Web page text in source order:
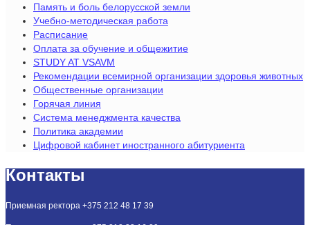
Память и боль белорусской земли
Учебно-методическая работа
Расписание
Оплата за обучение и общежитие
STUDY AT VSAVM
Рекомендации всемирной организации здоровья животных
Общественные организации
Горячая линия
Система менеджмента качества
Политика академии
Цифровой кабинет иностранного абитуриента
Контакты
Приемная ректора +375 212 48 17 39